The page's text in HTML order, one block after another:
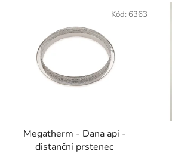
Megatherm - Dana api -
distanční prstenec
Kód: 6363